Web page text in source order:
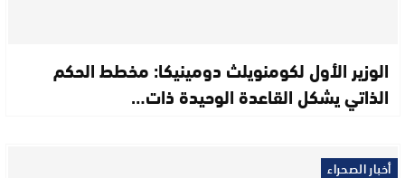
الوزير الأول لكومنويلث دومينيكا: مخطط الحكم
الذاتي يشكل القاعدة الوحيدة ذات…
أخبار الصحراء